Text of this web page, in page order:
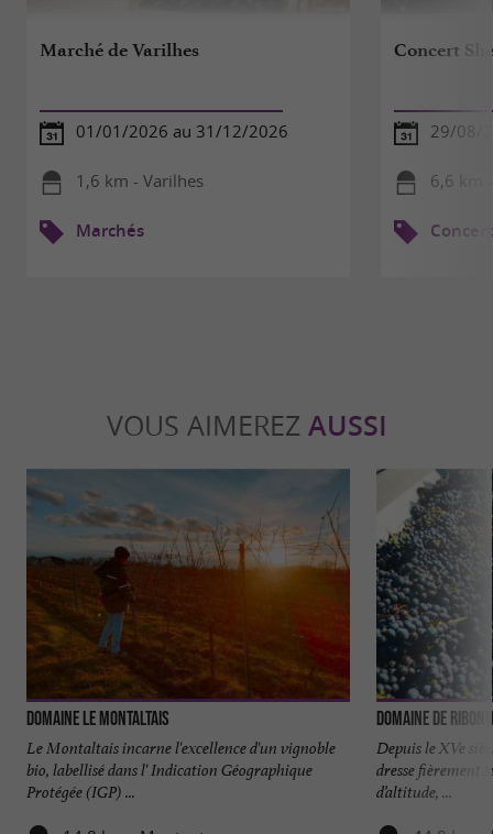
Marché de Varilhes
01/01/2026 au 31/12/2026
1,6 km - Varilhes
Marchés
Concert
29/08/
6,6 km
VOUS AIMEREZ AUSSI
Domaine Le Montaltais
Le Montaltais incarne l'excellence d'un vignoble
bio, labellisé dans l' Indication Géographique
Protégée (IGP) ...
Domaine de
Depuis le XVe
dresse fièrement
d’altitude, ...